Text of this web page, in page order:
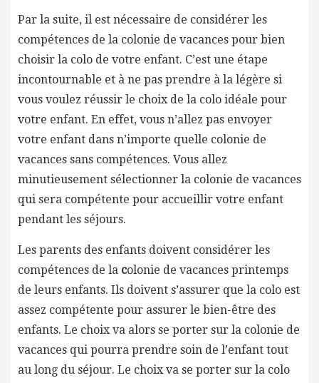
Par la suite, il est nécessaire de considérer les
compétences de la colonie de vacances pour bien
choisir la colo de votre enfant. C’est une étape
incontournable et à ne pas prendre à la légère si
vous voulez réussir le choix de la colo idéale pour
votre enfant. En effet, vous n’allez pas envoyer
votre enfant dans n’importe quelle colonie de
vacances sans compétences. Vous allez
minutieusement sélectionner la colonie de vacances
qui sera compétente pour accueillir votre enfant
pendant les séjours.
Les parents des enfants doivent considérer les
compétences de la colonie de vacances printemps
de leurs enfants. Ils doivent s’assurer que la colo est
assez compétente pour assurer le bien-être des
enfants. Le choix va alors se porter sur la colonie de
vacances qui pourra prendre soin de l’enfant tout
au long du séjour. Le choix va se porter sur la colo